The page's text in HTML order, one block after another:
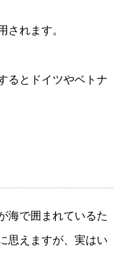
れます。
るとドイツやベトナ
海で囲まれているた
思えますが、実はい